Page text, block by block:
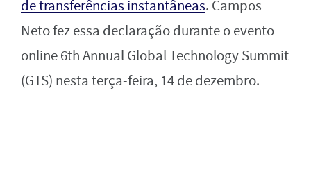
de transferências instantâneas. Campos
Neto fez essa declaração durante o evento
online 6th Annual Global Technology Summit
(GTS) nesta terça-feira, 14 de dezembro.